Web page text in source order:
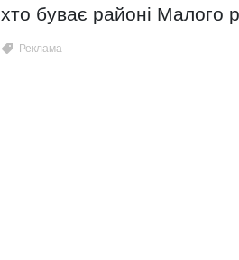
хто буває районі Малого